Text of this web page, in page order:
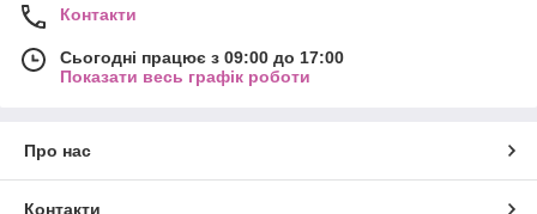
Контакти
Сьогодні працює з 09:00 до 17:00
Показати весь графік роботи
Про нас
Контакти